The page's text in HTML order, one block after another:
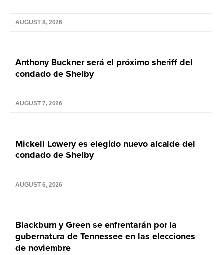
AUGUST 8, 2026
Anthony Buckner será el próximo sheriff del
condado de Shelby
AUGUST 7, 2026
Mickell Lowery es elegido nuevo alcalde del
condado de Shelby
AUGUST 6, 2026
Blackburn y Green se enfrentarán por la
gubernatura de Tennessee en las elecciones
de noviembre